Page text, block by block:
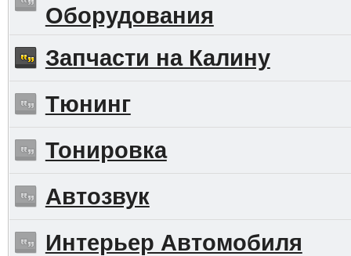
Оборудования
Запчасти на Калину
Тюнинг
Тонировка
Автозвук
Интерьер Автомобиля